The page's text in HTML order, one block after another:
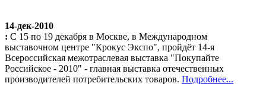
14-дек-2010
: С 15 по 19 декабря в Москве, в Международном
выставочном центре "Крокус Экспо", пройдёт 14-я
Всероссийская межотраслевая выставка "Покупайте
Российское - 2010" - главная выставка отечественных
производителей потребительских товаров. Подробнее...